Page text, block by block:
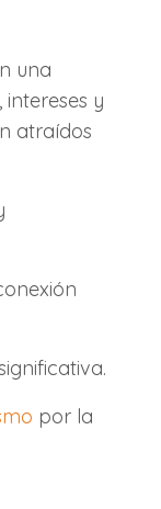
una
y
atraídos
por la